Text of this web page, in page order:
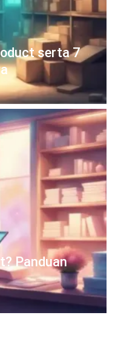
serta 7
Panduan